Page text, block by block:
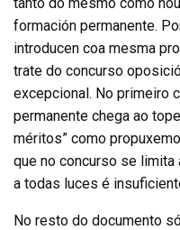
formación permanente.
introducen coa mesma
trate do concurso
excepcional. No primeiro
permanente chega ao
méritos” como
que no concurso se
a todas luces é
No resto do documento